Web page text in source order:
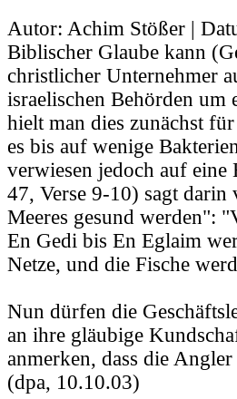
Autor: Achim Stößer |
Biblischer Glaube kann
christlicher Unternehmer
israelischen Behörden
hielt man dies zunächst
es bis auf wenige
verwiesen jedoch auf
47, Verse 9-10) sagt darin
Meeres gesund werden":
En Gedi bis En Eglaim
Netze, und die Fische
Nun dürfen die
an ihre gläubige
anmerken, dass die
(dpa, 10.10.03)